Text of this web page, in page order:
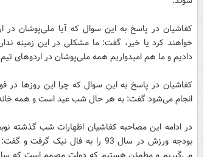
کفاشیان در پاسخ به این سوال که آیا ملی‌پوشان در
خواهند کرد یا خیر، گفت: ما مشکلی در این زمینه
دادیم و ما هم امیدواریم همه ملی‌پوشان در اردوهای
کفاشیان در پاسخ به این سوال که چرا این روزها
انجام می‌شود گفت: به هر حال شب عید است و همه
در ادامه این مصاحبه کفاشیان اظهارات شب گذشته
بودجه ورزش در سال 93 را به فال